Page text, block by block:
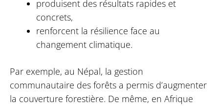
produisent des résultats rapides et
concrets,
renforcent la résilience face au
changement climatique.
Par exemple, au Népal, la gestion
communautaire des forêts a permis d’augmenter
la couverture forestière. De même, en Afrique